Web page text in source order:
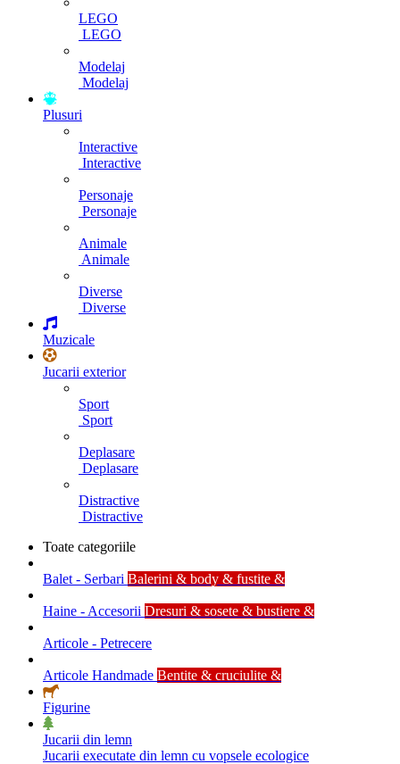
LEGO
LEGO
Modelaj
Modelaj
Plusuri
Interactive
Interactive
Personaje
Personaje
Animale
Animale
Diverse
Diverse
Muzicale
Jucarii exterior
Sport
Sport
Deplasare
Deplasare
Distractive
Distractive
Toate categoriile
Balet - Serbari Balerini & body & fustite &
Haine - Accesorii Dresuri & sosete & bustiere &
Articole - Petrecere
Articole Handmade Bentite & cruciulite &
Figurine
Jucarii din lemn
Jucarii executate din lemn cu vopsele ecologice